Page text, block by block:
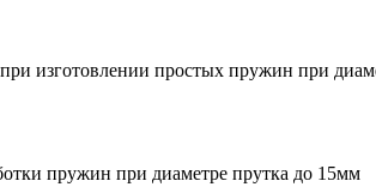
при изготовлении простых пружин при
пружин при диаметре прутка до 15мм